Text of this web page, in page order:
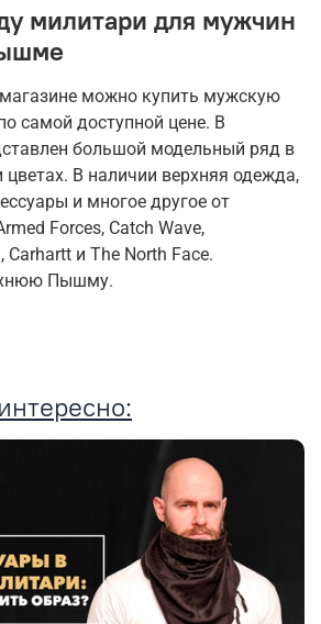
милитари для мужчин
можно купить мужскую
самой доступной цене. В
большой модельный ряд в
В наличии верхняя одежда,
и многое другое от
Forces, Catch Wave,
Carhartt и The North Face.
Пышму.